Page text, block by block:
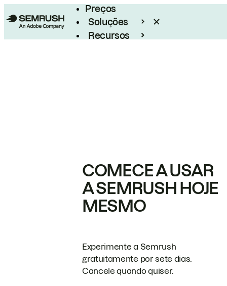
Preços
Soluções
Recursos
COMECE A USAR
A SEMRUSH HOJE
MESMO
Experimente a Semrush
gratuitamente por sete dias.
Cancele quando quiser.